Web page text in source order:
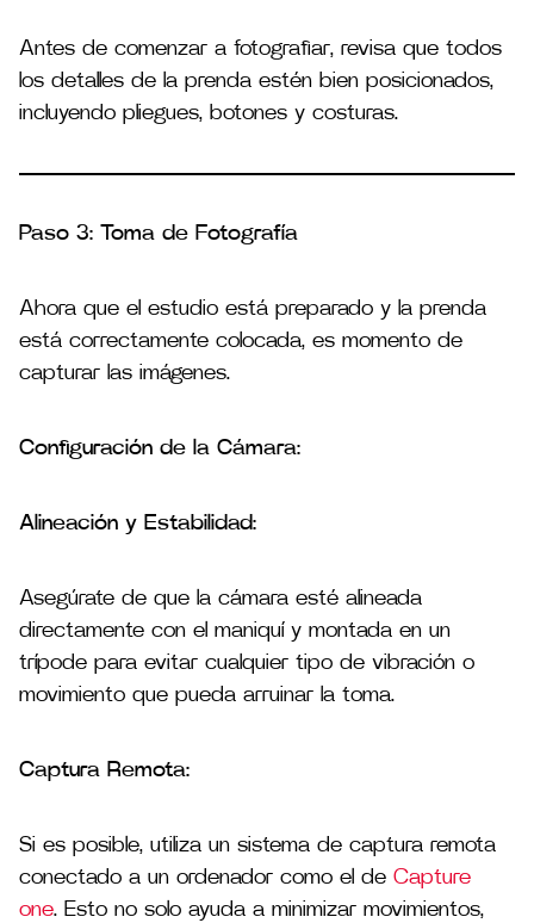
Antes de comenzar a fotografiar, revisa que todos
los detalles de la prenda estén bien posicionados,
incluyendo pliegues, botones y costuras.
Paso 3: Toma de Fotografía
Ahora que el estudio está preparado y la prenda
está correctamente colocada, es momento de
capturar las imágenes.
Configuración de la Cámara:
Alineación y Estabilidad:
Asegúrate de que la cámara esté alineada
directamente con el maniquí y montada en un
trípode para evitar cualquier tipo de vibración o
movimiento que pueda arruinar la toma​.
Captura Remota:
Si es posible, utiliza un sistema de captura remota
conectado a un ordenador como el de Capture
one. Esto no solo ayuda a minimizar movimientos,